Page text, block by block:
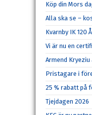
Köp din Mors
Alla ska se –
Kvarnby IK 120
Vi är nu en
Armend
Pristagare i
25 % rabatt på
Tjejdagen 2026